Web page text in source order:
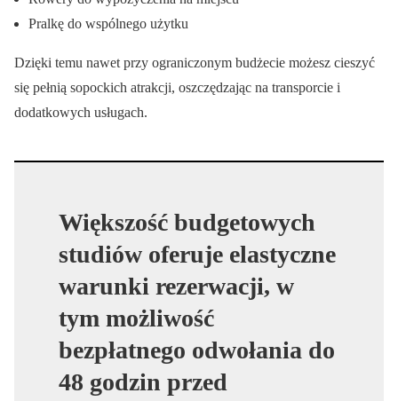
Pralkę do wspólnego użytku
Dzięki temu nawet przy ograniczonym budżecie możesz cieszyć
się pełnią sopockich atrakcji, oszczędzając na transporcie i
dodatkowych usługach.
Większość budgetowych
studiów oferuje elastyczne
warunki rezerwacji, w
tym możliwość
bezpłatnego odwołania do
48 godzin przed